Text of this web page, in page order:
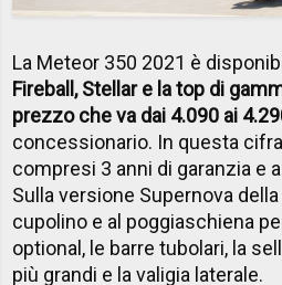
La Meteor 350 2021 è
Fireball, Stellar e la top di
prezzo che va dai 4.090 ai
concessionario. In questa
compresi 3 anni di garanzia e
Sulla versione Supernova
cupolino e al poggiaschiena
optional, le barre tubolari, la
più grandi e la valigia laterale.